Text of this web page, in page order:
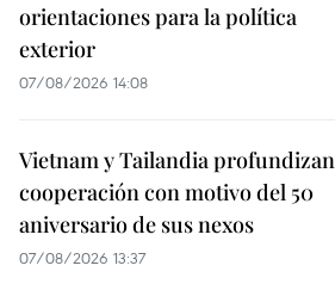
orientaciones para la política
exterior
07/08/2026 14:08
Vietnam y Tailandia profundizan
cooperación con motivo del 50
aniversario de sus nexos
07/08/2026 13:37